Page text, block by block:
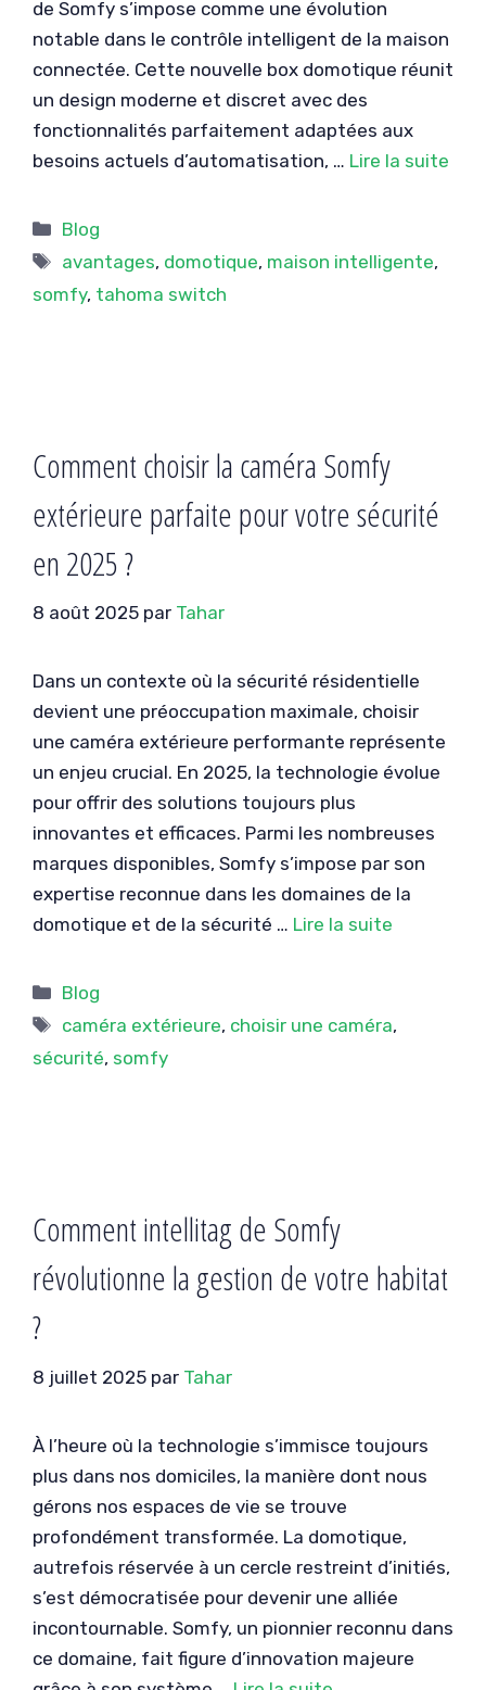
de Somfy s’impose comme une évolution
notable dans le contrôle intelligent de la maison
connectée. Cette nouvelle box domotique réunit
un design moderne et discret avec des
fonctionnalités parfaitement adaptées aux
besoins actuels d’automatisation, … Lire la suite
Catégories
Blog
Étiquettes
avantages, domotique, maison intelligente,
somfy, tahoma switch
Comment choisir la caméra Somfy
extérieure parfaite pour votre sécurité
en 2025 ?
8 août 2025 par Tahar
Dans un contexte où la sécurité résidentielle
devient une préoccupation maximale, choisir
une caméra extérieure performante représente
un enjeu crucial. En 2025, la technologie évolue
pour offrir des solutions toujours plus
innovantes et efficaces. Parmi les nombreuses
marques disponibles, Somfy s’impose par son
expertise reconnue dans les domaines de la
domotique et de la sécurité … Lire la suite
Catégories
Blog
Étiquettes
caméra extérieure, choisir une caméra,
sécurité, somfy
Comment intellitag de Somfy
révolutionne la gestion de votre habitat
?
8 juillet 2025 par Tahar
À l’heure où la technologie s’immisce toujours
plus dans nos domiciles, la manière dont nous
gérons nos espaces de vie se trouve
profondément transformée. La domotique,
autrefois réservée à un cercle restreint d’initiés,
s’est démocratisée pour devenir une alliée
incontournable. Somfy, un pionnier reconnu dans
ce domaine, fait figure d’innovation majeure